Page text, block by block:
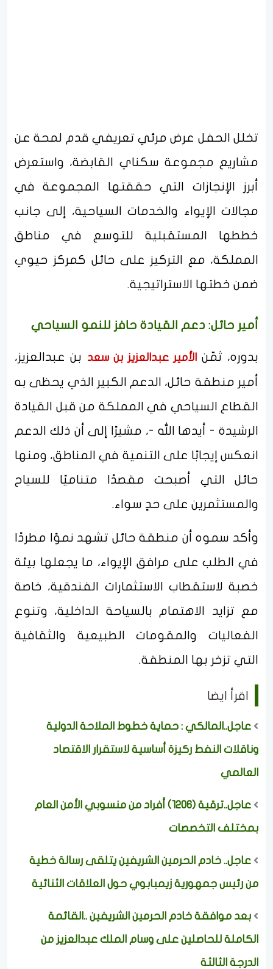
تخلل الحفل عرض مرئي تعريفي قدم لمحة عن
مشاريع مجموعة سكناي القابضة، واستعرض
أبرز الإنجازات التي حققتها المجموعة في
مجالات الإيواء والخدمات السياحية، إلى جانب
خططها المستقبلية للتوسع في مناطق
المملكة، مع التركيز على حائل كمركز حيوي
ضمن خطتها الاستراتيجية.
أمير حائل: دعم القيادة حافز للنمو السياحي
بدوره، ثمّن الأمير عبدالعزيز بن سعد بن عبدالعزيز،
أمير منطقة حائل، الدعم الكبير الذي يحظى به
القطاع السياحي في المملكة من قبل القيادة
الرشيدة - أيدها الله -، مشيرًا إلى أن ذلك الدعم
انعكس إيجابًا على التنمية في المناطق، ومنها
حائل التي أصبحت مقصدًا متناميًا للسياح
والمستثمرين على حدٍ سواء.
وأكد سموه أن منطقة حائل تشهد نموًا مطردًا
في الطلب على مرافق الإيواء، ما يجعلها بيئة
خصبة لاستقطاب الاستثمارات الفندقية، خاصة
مع تزايد الاهتمام بالسياحة الداخلية، وتنوع
الفعاليات والمقومات الطبيعية والثقافية
التي تزخر بها المنطقة.
اقرأ ايضا
عاجل..المالكي : حماية خطوط الملاحة الدولية
وناقلات النفط ركيزة أساسية لاستقرار الاقتصاد
العالمي
عاجل..ترقية (1206) أفراد من منسوبي الأمن العام
بمختلف التخصصات
عاجل.. خادم الحرمين الشريفين يتلقى رسالة خطية
من رئيس جمهورية زيمبابوي حول العلاقات الثنائية
بعد موافقة خادم الحرمين الشريفين ..القائمة
الكاملة للحاصلين على وسام الملك عبدالعزيز من
الدرجة الثالثة